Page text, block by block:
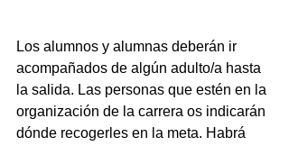
Los alumnos y alumnas deberán ir
acompañados de algún adulto/a hasta
la salida. Las personas que estén en la
organización de la carrera os indicarán
dónde recogerles en la meta. Habrá